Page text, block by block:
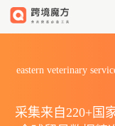
eastern veterinary
采集来自220+国